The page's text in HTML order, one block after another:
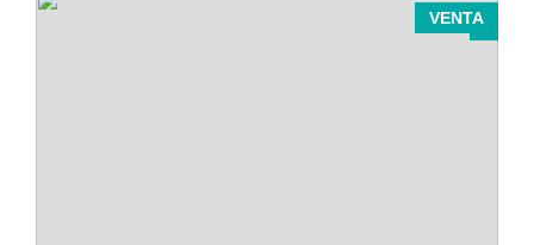
VENTA